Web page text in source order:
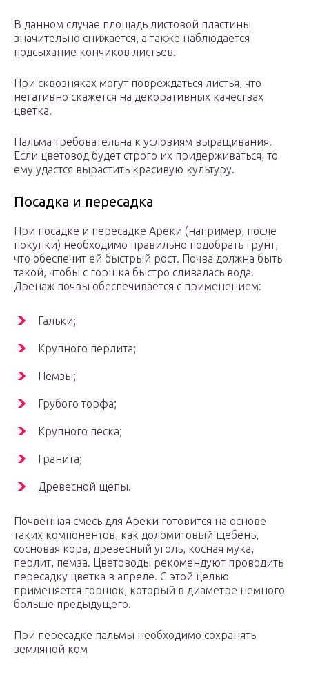
В данном случае площадь листовой пластины
значительно снижается, а также наблюдается
подсыхание кончиков листьев.
При сквозняках могут повреждаться листья, что
негативно скажется на декоративных качествах
цветка.
Пальма требовательна к условиям выращивания.
Если цветовод будет строго их придерживаться, то
ему удастся вырастить красивую культуру.
Посадка и пересадка
При посадке и пересадке Ареки (например, после
покупки) необходимо правильно подобрать грунт,
что обеспечит ей быстрый рост. Почва должна быть
такой, чтобы с горшка быстро сливалась вода.
Дренаж почвы обеспечивается с применением:
Гальки;
Крупного перлита;
Пемзы;
Грубого торфа;
Крупного песка;
Гранита;
Древесной щепы.
Почвенная смесь для Ареки готовится на основе
таких компонентов, как доломитовый щебень,
сосновая кора, древесный уголь, косная мука,
перлит, пемза. Цветоводы рекомендуют проводить
пересадку цветка в апреле. С этой целью
применяется горшок, который в диаметре немного
больше предыдущего.
При пересадке пальмы необходимо сохранять
земляной ком